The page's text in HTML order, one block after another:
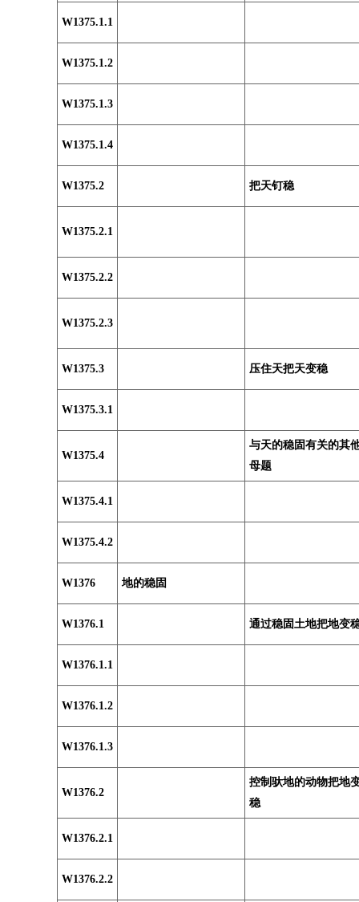
W1375.1.1
W1375.1.2
W1375.1.3
W1375.1.4
W1375.2 把天钉稳
W1375.2.1
W1375.2.2
W1375.2.3
W1375.3 压住天把天变稳
W1375.3.1
W1375.4
与天的稳固有关的其
母题
W1375.4.1
W1375.4.2
W1376 地的稳固
W1376.1 通过稳固土地把地变
W1376.1.1
W1376.1.2
W1376.1.3
W1376.2
控制驮地的动物把地
稳
W1376.2.1
W1376.2.2